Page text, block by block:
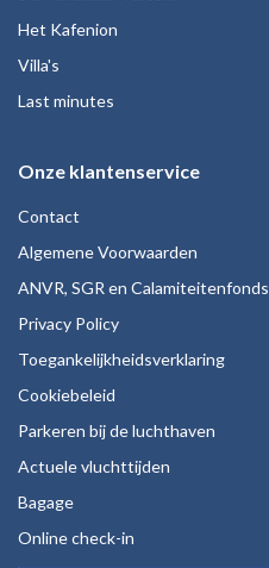
Het Kafenion
Villa's
Last minutes
Onze klantenservice
Contact
Algemene Voorwaarden
ANVR, SGR en Calamiteitenfonds
Privacy Policy
Toegankelijkheidsverklaring
Cookiebeleid
Parkeren bij de luchthaven
Actuele vluchttijden
Bagage
Online check-in